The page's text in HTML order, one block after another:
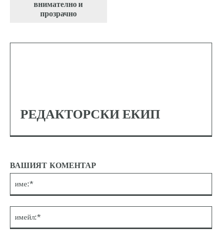
внимателно и
прозрачно
РЕДАКТОРСКИ ЕКИП
ВАШИЯТ КОМЕНТАР